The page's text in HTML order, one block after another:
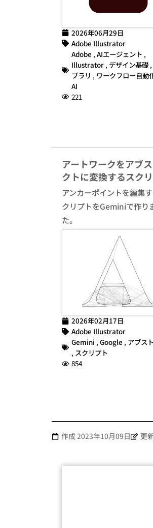
2026年06月29日
Adobe Illustrator
Adobe , AIエージェント ,
Illustrator , デザイン基礎 ,
ブラリ , ワークフロー自動
AI
221
アートワークをアブ
クトに変換するスク
アンカーポイントを編集
クリプトをGeminiで作り
た。
2026年02月17日
Adobe Illustrator
Gemini , Google , アブス
, スクリプト
854
作成2023年10月09日 更